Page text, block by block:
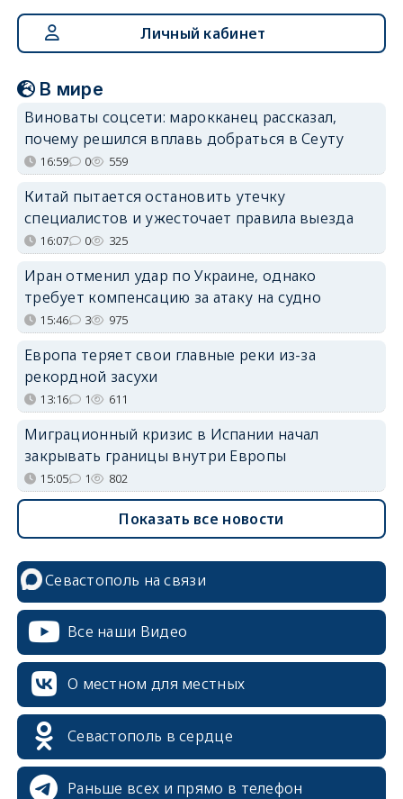
Личный кабинет
В мире
Виноваты соцсети: марокканец рассказал,
почему решился вплавь добраться в Сеуту
16:59 0 559
Китай пытается остановить утечку
специалистов и ужесточает правила выезда
16:07 0 325
Иран отменил удар по Украине, однако
требует компенсацию за атаку на судно
15:46 3 975
Европа теряет свои главные реки из-за
рекордной засухи
13:16 1 611
Миграционный кризис в Испании начал
закрывать границы внутри Европы
15:05 1 802
Показать все новости
Севастополь на связи
Все наши Видео
О местном для местных
Севастополь в сердце
Раньше всех и прямо в телефон